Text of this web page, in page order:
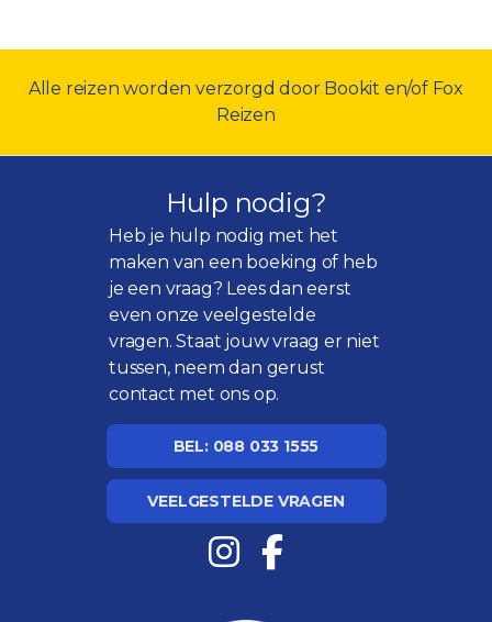
Alle reizen worden verzorgd door Bookit en/of Fox
Reizen
Hulp nodig?
Heb je hulp nodig met het
maken van een boeking of heb
je een vraag? Lees dan eerst
even onzeveelgestelde
vragen. Staat jouw vraag er niet
tussen, neem dan gerust
contact met ons op.
BEL: 088 033 1555
VEELGESTELDE VRAGEN